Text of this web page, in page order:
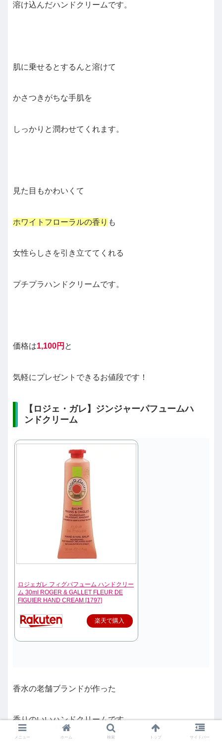
溶け込んだハンドクリームです。
肌に乗せるとするんと溶けて
かさつきがちな手肌を
しっかりと潤わせてくれます。
見た目もかわいくて
ホワイトフローラルの香り も
女性らしさを引き立ててくれる
プチプラハンドクリームです。
価格は1,100円 と
気軽にプレゼントできるお値段です！
【ロジェ・ガレ】ジンジャーパフュームハ
ンドクリーム
ロジェガレ フィグパフューム ハンドクリー
ム 30ml ROGER & GALLET FLEUR DE
FIGUIER HAND CREAM [1797]
楽天で購入
香水の老舗ブランドが作った
香りのいいハンドクリームです。
メニュー ホーム 検索 トップ サイドバー